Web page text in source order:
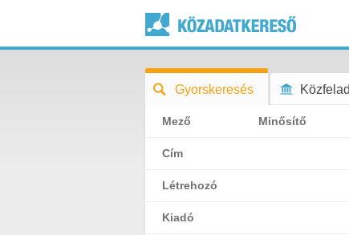
Gyorskeresés
Mező Minősítő
Cím
Létrehozó
Kiadó